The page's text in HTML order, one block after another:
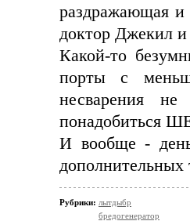
раздражающая и
доктор Джекил
Какой-то
порты с
несварения
понадобиться
И вообще -
дополнительных
Рубрики: лытдыбр
бредогенератор